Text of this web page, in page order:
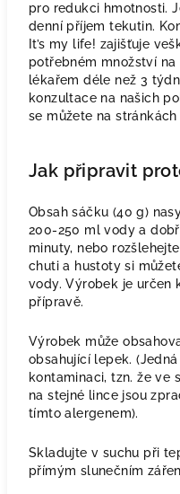
pro redukci hmotnosti.
denní příjem tekutin.
It’s my life! zajišťuje
potřebném množství
lékařem déle než 3
konzultace na našich
se můžete na stránkách
Jak připravit
Obsah sáčku (40 g)
200-250 ml vody a
minuty, nebo
chuti a hustoty si
vody. Výrobek je určen
přípravě.
Výrobek může
obsahující lepek.
kontaminaci, tzn. že ve
na stejné lince jsou
tímto alergenem).
Skladujte v suchu při
přímým slunečním